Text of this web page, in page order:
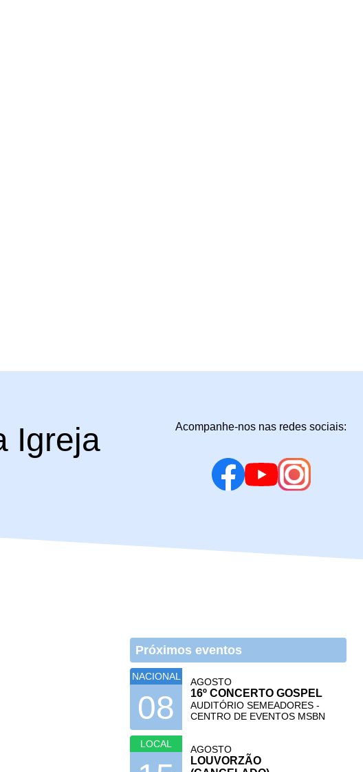
Igreja Acompanhe-nos nas redes sociais:
Próximos eventos
NACIONAL
08
AGOSTO
16º CONCERTO GOSPEL
AUDITÓRIO SEMEADORES -
CENTRO DE EVENTOS MSBN
LOCAL AGOSTO
LOUVORZÃO